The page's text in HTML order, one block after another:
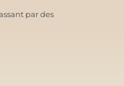
par des